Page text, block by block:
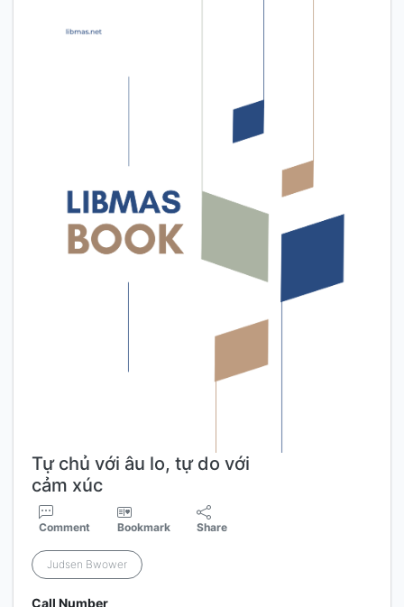
Tự chủ với âu lo, tự do với
cảm xúc
Comment Bookmark Share
Judsen Bwower
Call Number